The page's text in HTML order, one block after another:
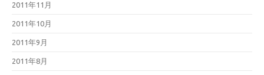
2011年11月
2011年10月
2011年9月
2011年8月